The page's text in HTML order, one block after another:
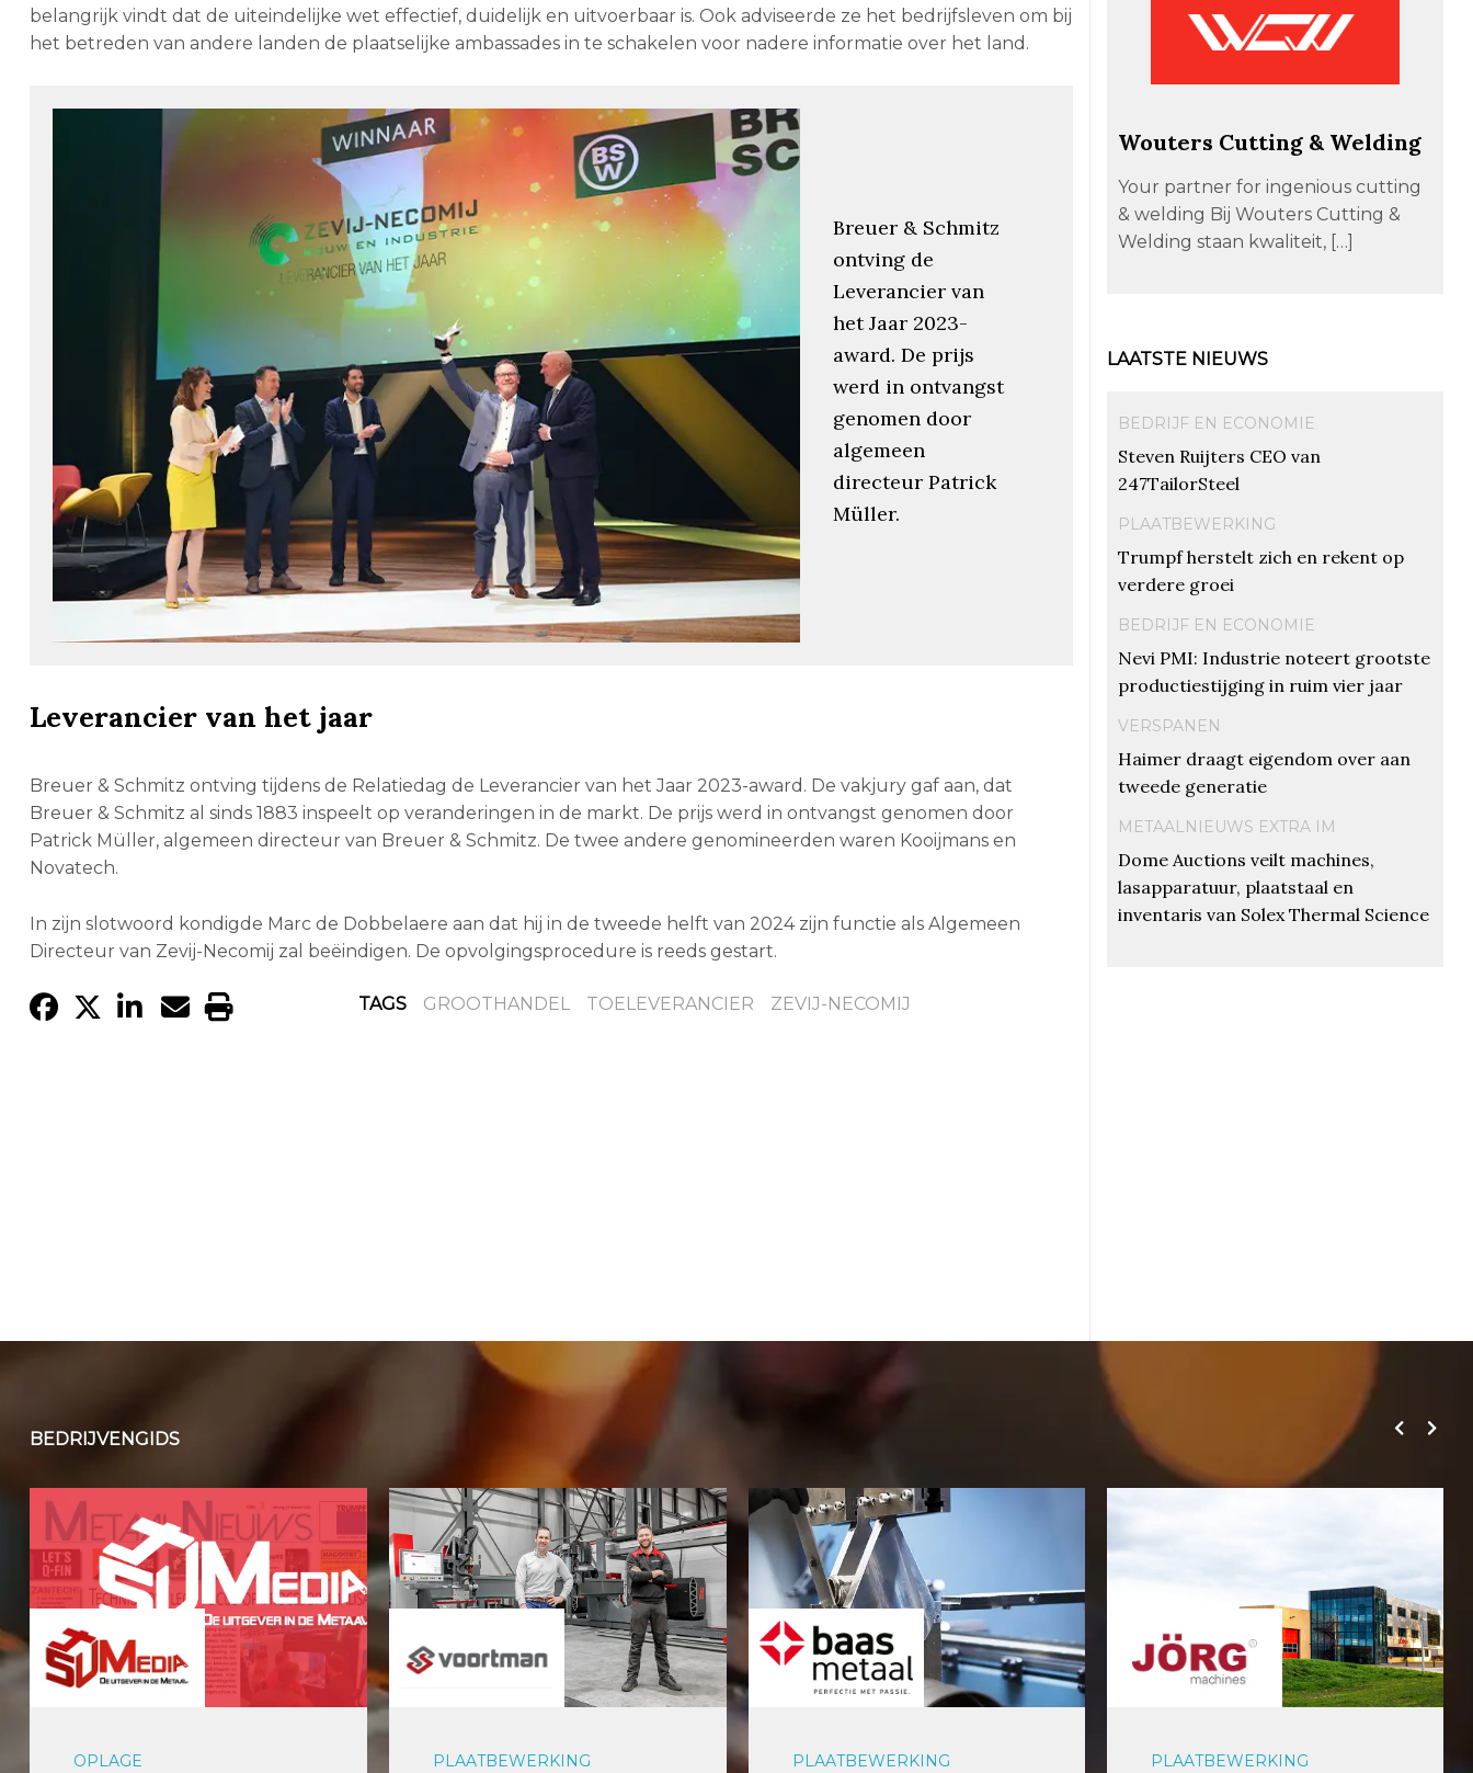
belangrijk vindt dat de uiteindelijke wet effectief, duidelijk en uitvoerbaar is. Ook adviseerde ze het bedrijfsleven om bij
het betreden van andere landen de plaatselijke ambassades in te schakelen voor nadere informatie over het land.
Breuer & Schmitz
ontving de
Leverancier van
het Jaar 2023-
award. De prijs
werd in ontvangst
genomen door
algemeen
directeur Patrick
Müller.
Leverancier van het jaar
Breuer & Schmitz ontving tijdens de Relatiedag de Leverancier van het Jaar 2023-award. De vakjury gaf aan, dat
Breuer & Schmitz al sinds 1883 inspeelt op veranderingen in de markt. De prijs werd in ontvangst genomen door
Patrick Müller, algemeen directeur van Breuer & Schmitz. De twee andere genomineerden waren Kooijmans en
Novatech.
In zijn slotwoord kondigde Marc de Dobbelaere aan dat hij in de tweede helft van 2024 zijn functie als Algemeen
Directeur van Zevij-Necomij zal beëindigen. De opvolgingsprocedure is reeds gestart.
TAGS GROOTHANDEL TOELEVERANCIER ZEVIJ-NECOMIJ
Wouters Cutting & Welding
Your partner for ingenious cutting
& welding Bij Wouters Cutting &
Welding staan kwaliteit, […]
LAATSTE NIEUWS
BEDRIJF EN ECONOMIE
Steven Ruijters CEO van
247TailorSteel
PLAATBEWERKING
Trumpf herstelt zich en rekent op
verdere groei
BEDRIJF EN ECONOMIE
Nevi PMI: Industrie noteert grootste
productiestijging in ruim vier jaar
VERSPANEN
Haimer draagt eigendom over aan
tweede generatie
METAALNIEUWS EXTRA IM
Dome Auctions veilt machines,
lasapparatuur, plaatstaal en
inventaris van Solex Thermal Science
BEDRIJVENGIDS
OPLAGE PLAATBEWERKING PLAATBEWERKING PLAATBEWERKING